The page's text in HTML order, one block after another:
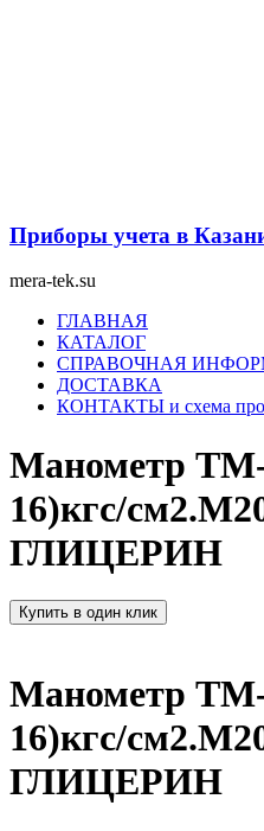
Приборы учета в
mera-tek.su
МенюГЛАВНАЯ
КАТАЛОГ
СПРАВОЧНАЯ
ДОСТАВКА
КОНТАКТЫ и схема
Манометр ТМ-
16)кгс/
ГЛИЦЕРИН
Купить в один клик
Манометр ТМ-
16)кгс/
ГЛИЦЕРИН